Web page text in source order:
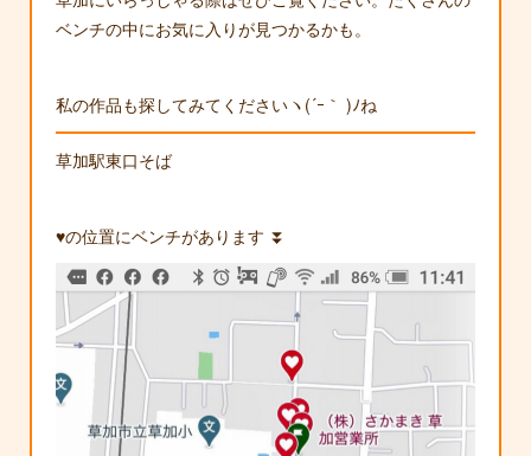
ベンチの中にお気に入りが見つかるかも。
私の作品も探してみてくださいヽ(´ｰ｀ )ﾉね
草加駅東口そば
♥️の位置にベンチがあります ⏬